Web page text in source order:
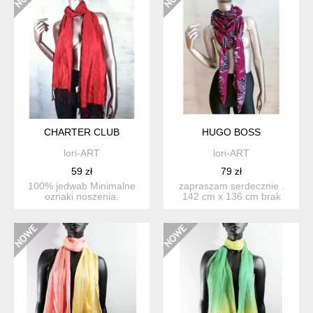
CHARTER CLUB
lori-ART
59 zł
100% jedwab Minimalne
oznaki noszenia.
HUGO BOSS
lori-ART
79 zł
zapraszam serdecznie .
142 cm x 136 cm brak